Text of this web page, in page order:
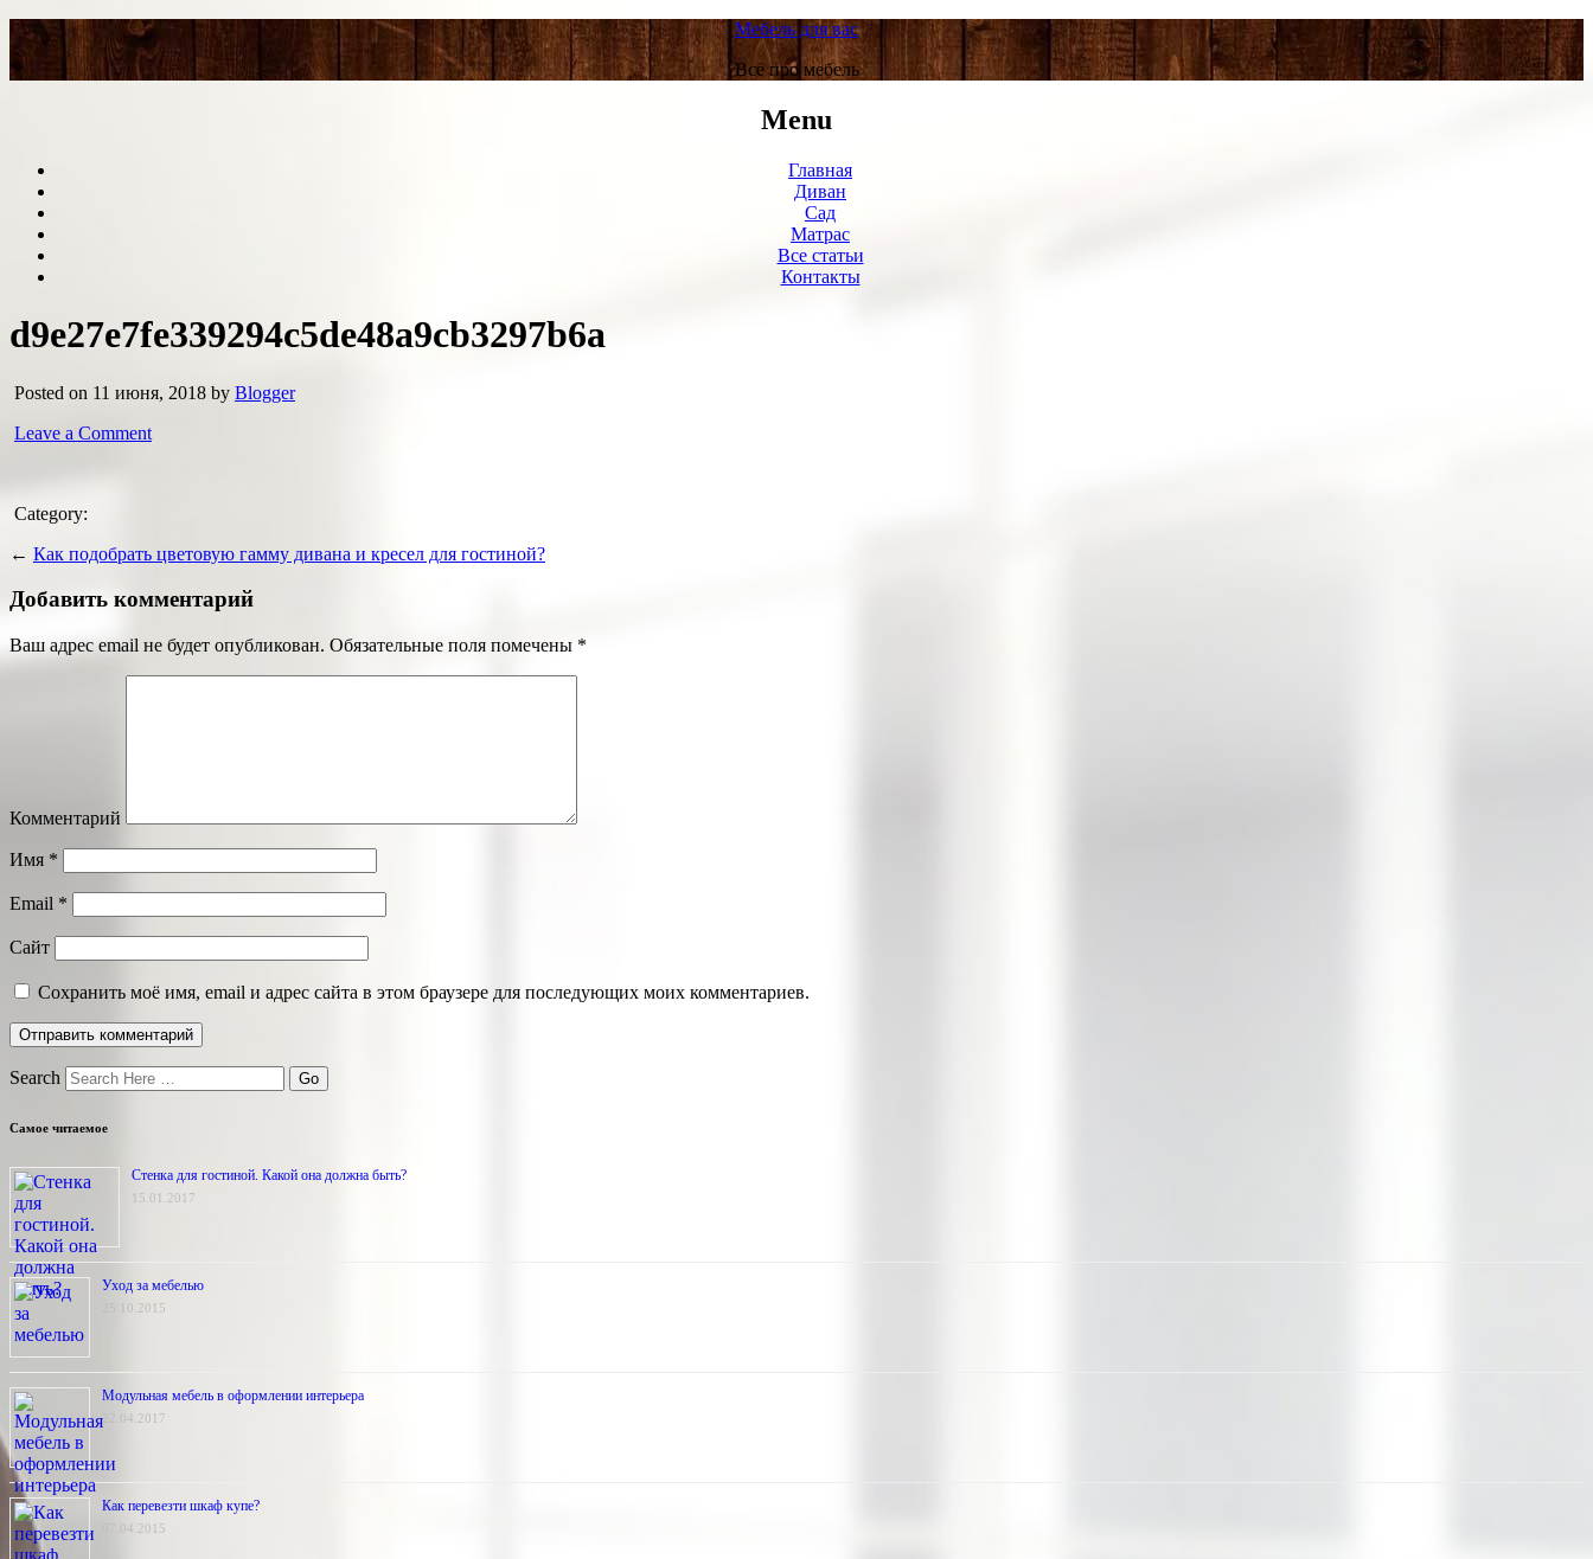
Мебель для вас
Все про мебель
Menu
Главная
Диван
Сад
Матрас
Все статьи
Контакты
d9e27e7fe339294c5de48a9cb3297b6a
Posted on 11 июня, 2018 by Blogger
Leave a Comment
Category:
← Как подобрать цветовую гамму дивана и кресел для гостиной?
Добавить комментарий
Ваш адрес email не будет опубликован. Обязательные поля помечены *
Комментарий
Имя *
Email *
Сайт
Сохранить моё имя, email и адрес сайта в этом браузере для последующих моих комментариев.
Search
Самое читаемое
Стенка для гостиной. Какой она должна быть?
15.01.2017
Уход за мебелью
25.10.2015
Модульная мебель в оформлении интерьера
22.04.2017
Как перевезти шкаф купе?
07.04.2015